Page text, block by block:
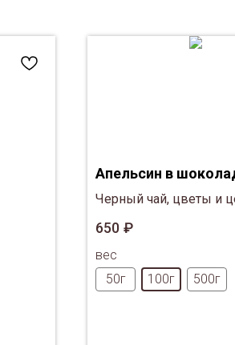
Апельсин в
Черный чай, цветы и
650 ₽
вес
50г
100г 500г